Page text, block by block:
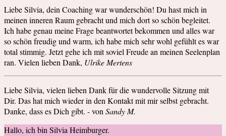
Liebe Silvia, dein Coaching war wunderschön! Du hast mich in
meinen inneren Raum gebracht und mich dort so schön begleitet.
Ich habe genau meine Frage beantwortet bekommen und alles war
so schön freudig und warm, ich habe mich sehr wohl gefühlt es war
total stimmig. Jetzt gehe ich mit soviel Freude an meinen Seelenplan
ran. Vielen lieben Dank, Ulrike Mertens
Liebe Silvia, vielen lieben Dank für die wundervolle Sitzung mit
Dir. Das hat mich wieder in den Kontakt mit mir selbst gebracht.
Danke, dass es Dich gibt. - vonSandy M.
Hallo, ich bin Silvia Heimburger.